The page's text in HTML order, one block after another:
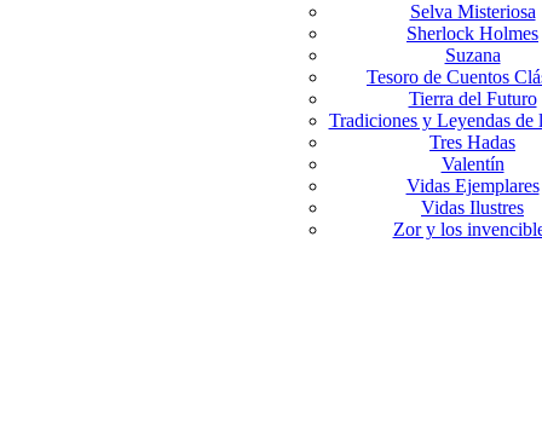
Selva Misteriosa
Sherlock Holmes
Suzana
Tesoro de Cuentos
Tierra del Futuro
Tradiciones y Leyendas de
Tres Hadas
Valentín
Vidas Ejemplares
Vidas Ilustres
Zor y los